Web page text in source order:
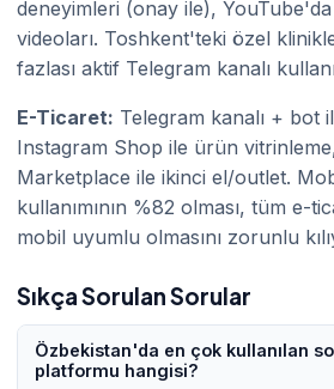
deneyimleri (onay ile),
videoları. Toshkent'teki özel
fazlası aktif Telegram kanalı
E-Ticaret: Telegram kanalı + bot
Instagram Shop ile ürün
Marketplace ile ikinci el/outlet.
kullanımının %82 olması, tüm e-
mobil uyumlu olmasını zorunlu
Sıkça Sorulan Sorular
Özbekistan'da en çok kullanılan
platformu hangisi?